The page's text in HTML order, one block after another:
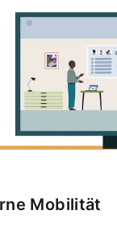
Mobilität